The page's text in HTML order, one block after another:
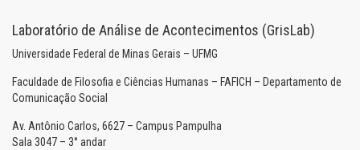
Laboratório de Análise de Acontecimentos (GrisLab)
Universidade Federal de Minas Gerais – UFMG
Faculdade de Filosofia e Ciências Humanas – FAFICH – Departamento de
Comunicação Social
Av. Antônio Carlos, 6627 – Campus Pampulha
Sala 3047 – 3° andar